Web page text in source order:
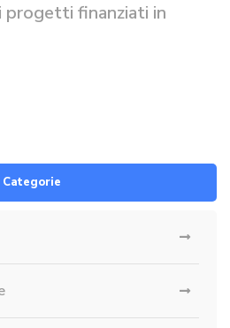
progetti finanziati in
Categorie